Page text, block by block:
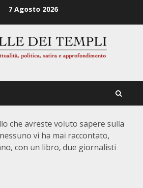
7 Agosto 2026
che avreste voluto sapere sulla
vi ha mai raccontato,
con un libro, due giornalisti